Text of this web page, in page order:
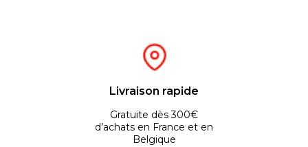
Livraison rapide
Gratuite dès 300€
d’achats en France et en
Belgique